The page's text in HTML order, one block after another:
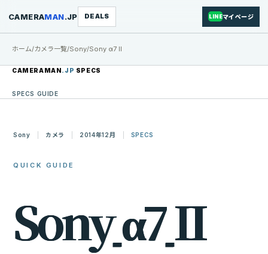
CAMERAMAN.JP DEALS LINEマイページ
ホーム/カメラ一覧/Sony/Sony α7 II
CAMERAMAN.JP SPECS
SPECS GUIDE
Sony カメラ 2014年12月 SPECS
QUICK GUIDE
Sonyα7II